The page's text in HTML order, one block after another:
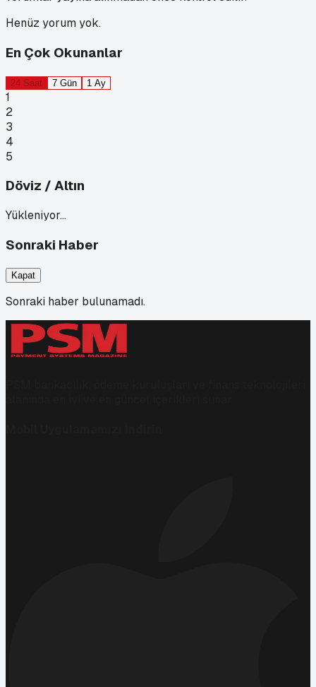
Henüz yorum yok.
En Çok Okunanlar
24 Saat 7 Gün 1 Ay
1
2
3
4
5
Döviz / Altın
Yükleniyor…
Sonraki Haber
Kapat
Sonraki haber bulunamadı.